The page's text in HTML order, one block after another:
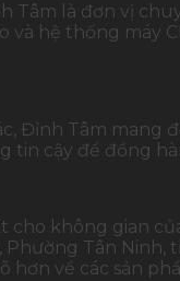
là đơn vị
hệ thống máy
Đỉnh Tâm mang
tin cậy để đồng
không gian
Tân Ninh,
hơn về các sản